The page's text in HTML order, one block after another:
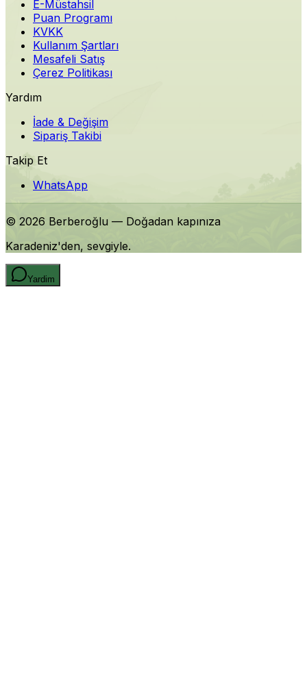
E-Müstahsil
Puan Programı
KVKK
Kullanım Şartları
Mesafeli Satış
Çerez Politikası
Yardım
İade & Değişim
Sipariş Takibi
Takip Et
WhatsApp
© 2026 Berberoğlu — Doğadan kapınıza
Karadeniz'den, sevgiyle.
Yardim